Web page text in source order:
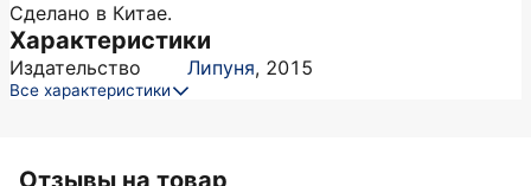
Сделано в Китае.
Характеристики
Издательство Липуня, 2015
Все характеристики
Отзывы на товар